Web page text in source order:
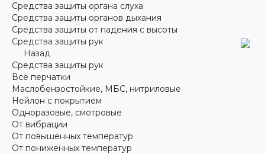
Средства защиты органа слуха
Средства защиты органов дыхания
Средства защиты от падения с высоты
Средства защиты рук
Назад
Средства защиты рук
Все перчатки
Маслобензостойкие, МБС, нитриловые
Нейлон с покрытием
Одноразовые, смотровые
От вибрации
От повышенных температур
От пониженных температур